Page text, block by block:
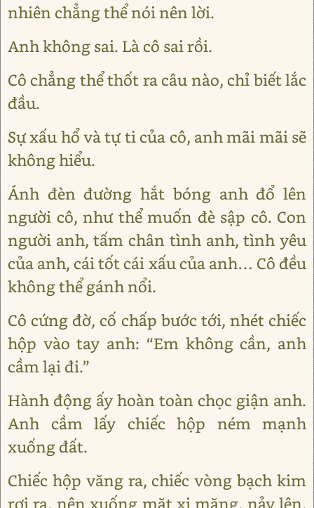
nhiên chẳng thể nói nên lời.
Anh không sai. Là cô sai rồi.
Cô chẳng thể thốt ra câu nào, chỉ biết lắc
đầu.
Sự xấu hổ và tự ti của cô, anh mãi mãi sẽ
không hiểu.
Ánh đèn đường hắt bóng anh đổ lên
người cô, như thể muốn đè sập cô. Con
người anh, tấm chân tình anh, tình yêu
của anh, cái tốt cái xấu của anh… Cô đều
không thể gánh nổi.
Cô cứng đờ, cố chấp bước tới, nhét chiếc
hộp vào tay anh: “Em không cần, anh
cầm lại đi.”
Hành động ấy hoàn toàn chọc giận anh.
Anh cầm lấy chiếc hộp ném mạnh
xuống đất.
Chiếc hộp văng ra, chiếc vòng bạch kim
rơi ra, nện xuống mặt xi măng, nảy lên,